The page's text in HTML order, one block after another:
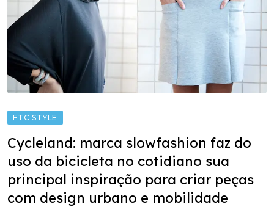
FTC STYLE
Cycleland: marca slowfashion faz do
uso da bicicleta no cotidiano sua
principal inspiração para criar peças
com design urbano e mobilidade